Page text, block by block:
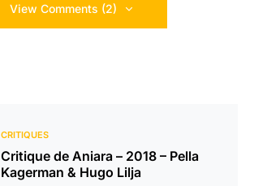
View Comments (2)
CRITIQUES
Critique de Aniara – 2018 – Pella
Kagerman & Hugo Lilja